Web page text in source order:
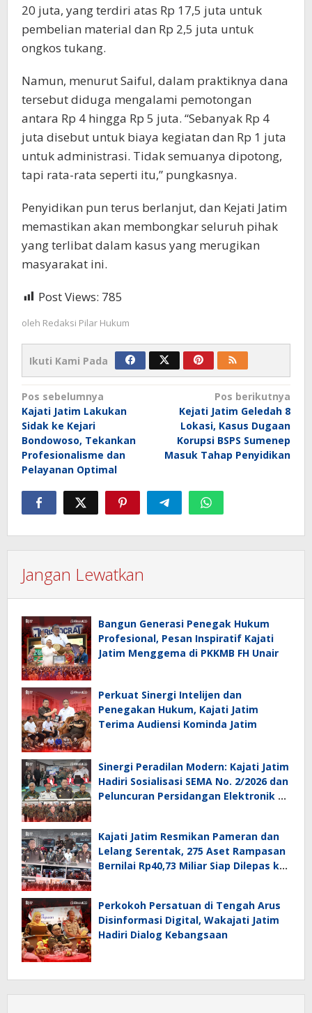
20 juta, yang terdiri atas Rp 17,5 juta untuk
pembelian material dan Rp 2,5 juta untuk
ongkos tukang.
Namun, menurut Saiful, dalam praktiknya dana
tersebut diduga mengalami pemotongan
antara Rp 4 hingga Rp 5 juta. “Sebanyak Rp 4
juta disebut untuk biaya kegiatan dan Rp 1 juta
untuk administrasi. Tidak semuanya dipotong,
tapi rata-rata seperti itu,” pungkasnya.
Penyidikan pun terus berlanjut, dan Kejati Jatim
memastikan akan membongkar seluruh pihak
yang terlibat dalam kasus yang merugikan
masyarakat ini.
Post Views: 785
oleh Redaksi Pilar Hukum
Ikuti Kami Pada
Navigasi
pos
Pos sebelumnya
Kajati Jatim Lakukan
Sidak ke Kejari
Bondowoso, Tekankan
Profesionalisme dan
Pelayanan Optimal
Pos berikutnya
Kejati Jatim Geledah 8
Lokasi, Kasus Dugaan
Korupsi BSPS Sumenep
Masuk Tahap Penyidikan
Jangan Lewatkan
Bangun Generasi Penegak Hukum
Profesional, Pesan Inspiratif Kajati
Jatim Menggema di PKKMB FH Unair
Perkuat Sinergi Intelijen dan
Penegakan Hukum, Kajati Jatim
Terima Audiensi Kominda Jatim
Sinergi Peradilan Modern: Kajati Jatim
Hadiri Sosialisasi SEMA No. 2/2026 dan
Peluncuran Persidangan Elektronik di
Kajati Jatim Resmikan Pameran dan
Lelang Serentak, 275 Aset Rampasan
Bernilai Rp40,73 Miliar Siap Dilepas ke
Perkokoh Persatuan di Tengah Arus
Disinformasi Digital, Wakajati Jatim
Hadiri Dialog Kebangsaan